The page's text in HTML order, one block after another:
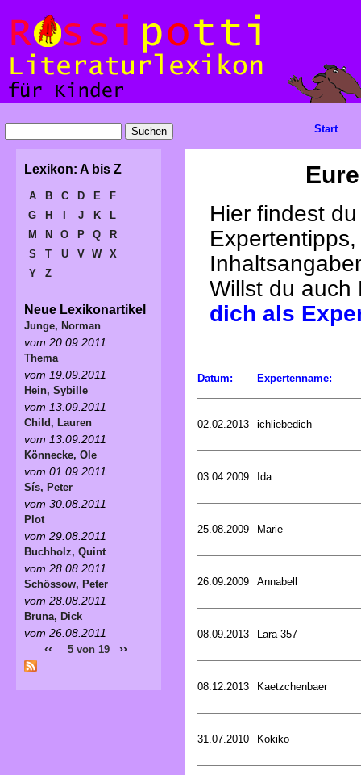
Hier findest
Willst du
dich als
Datum: Expertenname:
02.02.2013 ichliebedich
03.04.2009 Ida
25.08.2009 Marie
26.09.2009 Annabell
08.09.2013 Lara-357
08.12.2013 Kaetzchenbaer
31.07.2010 Kokiko
Start
Lexikon: A bis Z
A B C D E
F
G
H J K
L
M
N O P Q
R
S
T U V W
X
Y
Z
Neue Lexikonartikel
Junge, Norman
vom 20.09.2011
Thema
vom 19.09.2011
Hein, Sybille
vom 13.09.2011
Child, Lauren
vom 13.09.2011
Könnecke, Ole
vom 01.09.2011
Sís, Peter
vom 30.08.2011
Plot
vom 29.08.2011
Buchholz, Quint
vom 28.08.2011
Schössow, Peter
vom 28.08.2011
Bruna, Dick
vom 26.08.2011
‹‹ 5 von 19 ››